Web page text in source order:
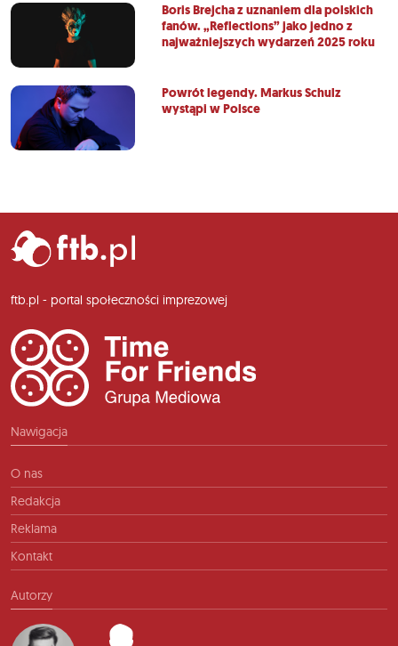
Boris Brejcha z uznaniem dla polskich
fanów. „Reflections” jako jedno z
najważniejszych wydarzeń 2025 roku
Powrót legendy. Markus Schulz
wystąpi w Polsce
ftb.pl - portal społeczności imprezowej
Nawigacja
O nas
Redakcja
Reklama
Kontakt
Autorzy